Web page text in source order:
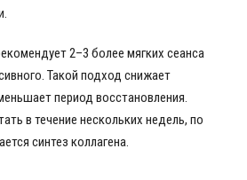
2–3 более мягких сеанса
Такой подход снижает
период восстановления.
в течение нескольких недель, по
синтез коллагена.